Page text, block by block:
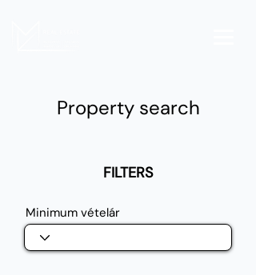
Property search
FILTERS
Minimum vételár